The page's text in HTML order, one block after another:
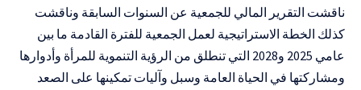
ناقشت التقرير المالي للجمعية عن السنوات السابقة وناقشت
كذلك الخطة الاستراتيجية لعمل الجمعية للفترة القادمة ما بين
عامي 2025 و2028 التي تنطلق من الرؤية التنموية للمرأة وأدوارها
ومشاركتها في الحياة العامة وسبل وآليات تمكينها على الصعد